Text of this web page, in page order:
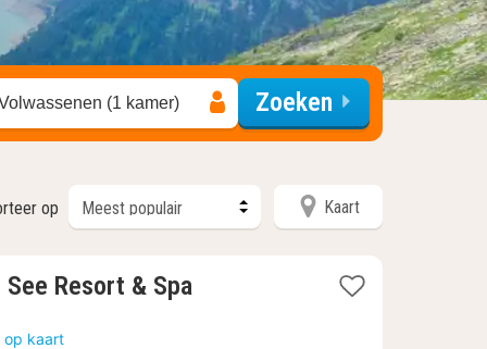
(1 kamer) Zoeken
op Kaart
See Resort & Spa
op kaart